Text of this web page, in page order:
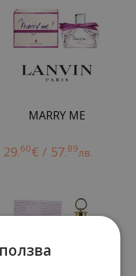
MARRY ME
29.60€ / 57.89лв.